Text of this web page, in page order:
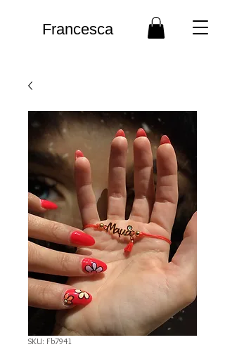
Francesca
SKU: Fb7941